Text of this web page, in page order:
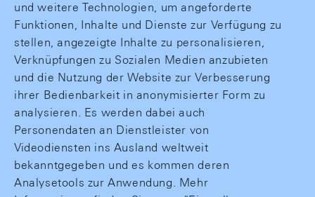
und weitere Technologien, um angeforderte
Funktionen, Inhalte und Dienste zur Verfügung zu
stellen, angezeigte Inhalte zu personalisieren,
Verknüpfungen zu Sozialen Medien anzubieten
und die Nutzung der Website zur Verbesserung
ihrer Bedienbarkeit in anonymisierter Form zu
analysieren. Es werden dabei auch
Personendaten an Dienstleister von
Videodiensten ins Ausland weltweit
bekanntgegeben und es kommen deren
Analysetools zur Anwendung. Mehr